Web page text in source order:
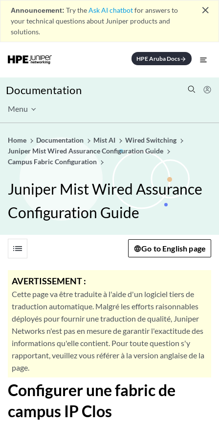
Announcement: Try theAsk AI chatbotfor answers to
your technical questions about Juniper products and
solutions.
close
HPE Aruba Docsarrow_forward
Documentation
Menu
Home Documentation Mist AI
Wired Switching
Juniper Mist Wired Assurance Configuration Guide
Campus Fabric Configuration
Juniper Mist Wired Assurance
Configuration Guide
list Go to English page
AVERTISSEMENT :
Cette page va être traduite à l'aide d'un logiciel tiers de
traduction automatique. Malgré les efforts raisonnables
déployés pour fournir une traduction de qualité, Juniper
Networks n'est pas en mesure de garantir l'exactitude des
informations qu'elle contient. Pour toute question s'y
rapportant, veuillez vous référer à la version anglaise de la
page.
Configurer une fabric de
campus IP Clos